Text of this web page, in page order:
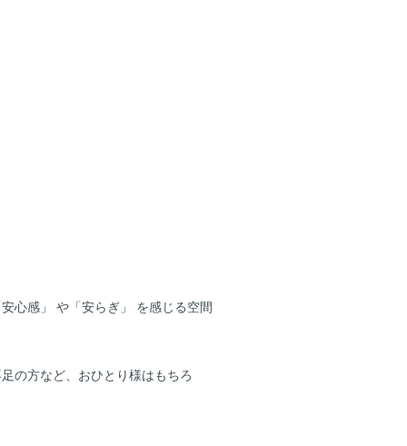
心感」 や「安らぎ」 を感じる空間
の方など、おひとり様はもちろ